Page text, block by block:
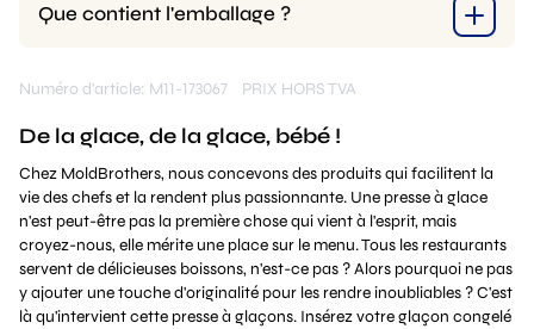
Que contient l'emballage ?
Numéro d'article: M11-173067 PRIX HORS TVA
De la glace, de la glace, bébé !
Chez MoldBrothers, nous concevons des produits qui facilitent la
vie des chefs et la rendent plus passionnante. Une presse à glace
n'est peut-être pas la première chose qui vient à l'esprit, mais
croyez-nous, elle mérite une place sur le menu. Tous les restaurants
servent de délicieuses boissons, n'est-ce pas ? Alors pourquoi ne pas
y ajouter une touche d'originalité pour les rendre inoubliables ? C'est
là qu'intervient cette presse à glaçons. Insérez votre glaçon congelé